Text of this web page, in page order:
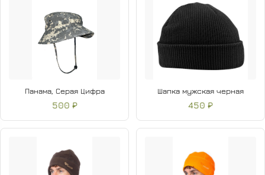
Панама, Серая Цифра
500 ₽
Шапка мужская черная
450 ₽